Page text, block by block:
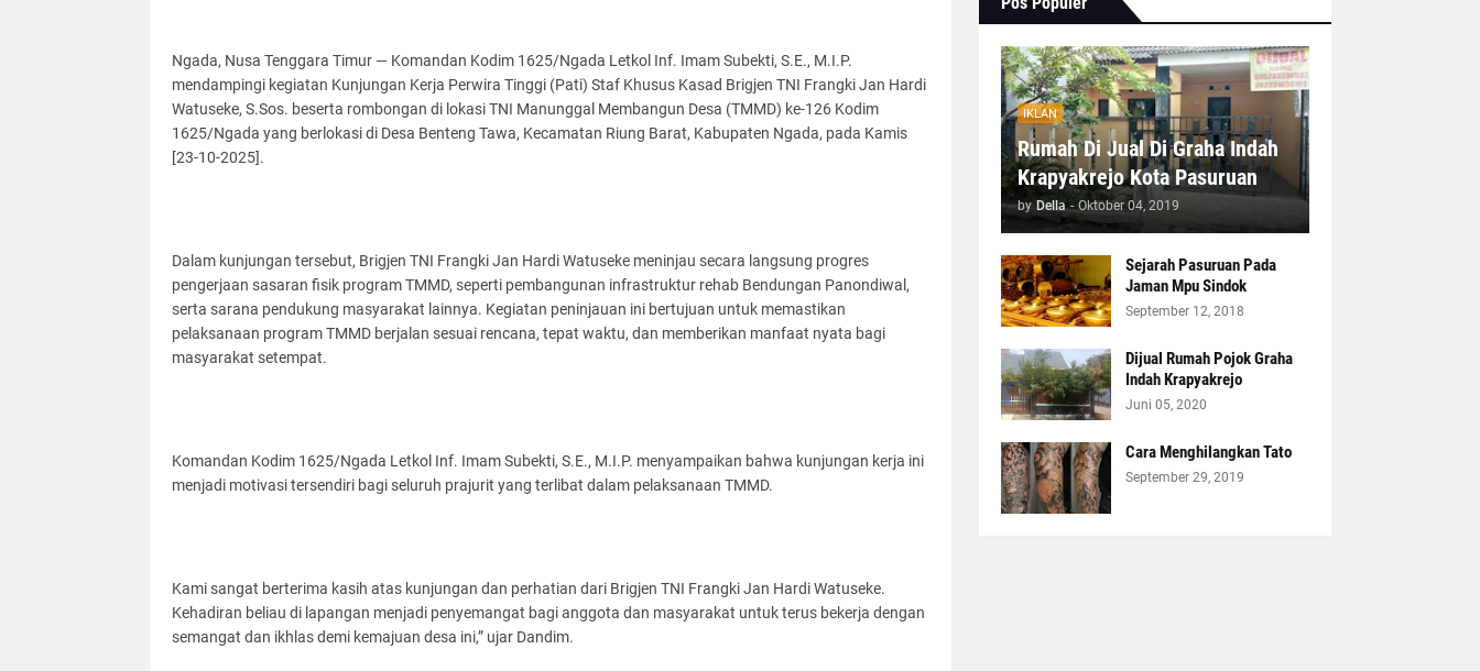
Ngada, Nusa Tenggara Timur — Komandan Kodim 1625/Ngada Letkol Inf. Imam Subekti, S.E., M.I.P.
mendampingi kegiatan Kunjungan Kerja Perwira Tinggi (Pati) Staf Khusus Kasad Brigjen TNI Frangki Jan Hardi
Watuseke, S.Sos. beserta rombongan di lokasi TNI Manunggal Membangun Desa (TMMD) ke-126 Kodim
1625/Ngada yang berlokasi di Desa Benteng Tawa, Kecamatan Riung Barat, Kabupaten Ngada, pada Kamis
[23-10-2025].
Dalam kunjungan tersebut, Brigjen TNI Frangki Jan Hardi Watuseke meninjau secara langsung progres
pengerjaan sasaran fisik program TMMD, seperti pembangunan infrastruktur rehab Bendungan Panondiwal,
serta sarana pendukung masyarakat lainnya. Kegiatan peninjauan ini bertujuan untuk memastikan
pelaksanaan program TMMD berjalan sesuai rencana, tepat waktu, dan memberikan manfaat nyata bagi
masyarakat setempat.
Komandan Kodim 1625/Ngada Letkol Inf. Imam Subekti, S.E., M.I.P. menyampaikan bahwa kunjungan kerja ini
menjadi motivasi tersendiri bagi seluruh prajurit yang terlibat dalam pelaksanaan TMMD.
Kami sangat berterima kasih atas kunjungan dan perhatian dari Brigjen TNI Frangki Jan Hardi Watuseke.
Kehadiran beliau di lapangan menjadi penyemangat bagi anggota dan masyarakat untuk terus bekerja dengan
semangat dan ikhlas demi kemajuan desa ini,” ujar Dandim.
IKLAN
Rumah Di Jual Di Graha Indah
Krapyakrejo Kota Pasuruan
by Della - Oktober 04, 2019
Sejarah Pasuruan Pada
Jaman Mpu Sindok
September 12, 2018
Dijual Rumah Pojok Graha
Indah Krapyakrejo
Juni 05, 2020
Cara Menghilangkan Tato
September 29, 2019